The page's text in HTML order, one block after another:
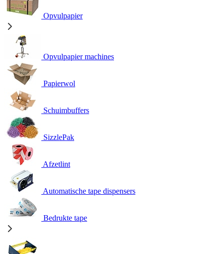
Opvulpapier
Opvulpapier machines
Papierwol
Schuimbuffers
SizzlePak
Afzetlint
Automatische tape dispensers
Bedrukte tape